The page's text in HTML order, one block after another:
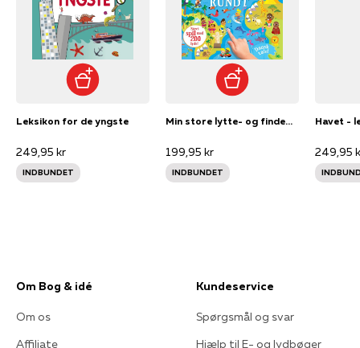
Leksikon for de yngste
249,95 kr
INDBUNDET
Min store lytte- og findebog: Jorden rundt
199,95 kr
INDBUNDET
249,95
Om Bog & idé
Om os
Affiliate
Kundeservice
Spørgsmål og svar
Hjælp til E- og lydbøger